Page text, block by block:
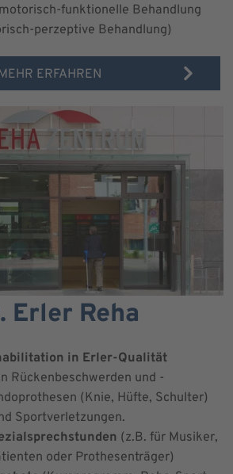
funktionelle Behandlung
perzeptive Behandlung)
ERFAHREN
Erler Reha
in Erler-Qualität
Rückenbeschwerden und -
(Knie, Hüfte, Schulter)
Sportverletzungen.
(z.B. für Musiker,
oder Prothesenträger)